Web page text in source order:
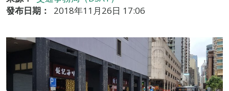
發布日期：
2018年11月26日 17:06